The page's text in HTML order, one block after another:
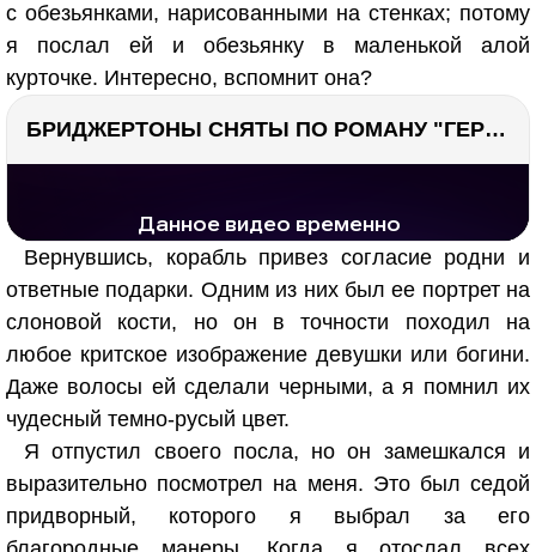
с обезьянками, нарисованными на стенках; потому
я послал ей и обезьянку в маленькой алой
курточке. Интересно, вспомнит она?
БРИДЖЕРТОНЫ СНЯТЫ ПО РОМАНУ "ГЕРЦОГ И Я". Стоит ли читать?
Вернувшись, корабль привез согласие родни и
ответные подарки. Одним из них был ее портрет на
слоновой кости, но он в точности походил на
любое критское изображение девушки или богини.
Даже волосы ей сделали черными, а я помнил их
чудесный темно-русый цвет.
Я отпустил своего посла, но он замешкался и
выразительно посмотрел на меня. Это был седой
придворный, которого я выбрал за его